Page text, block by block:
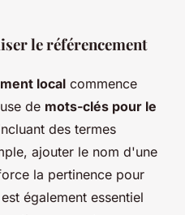
le référencement
local commence
de mots-clés pour le
des termes
ajouter le nom d'une
la pertinence pour
également essentiel